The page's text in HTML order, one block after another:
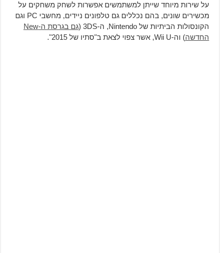
על שירות מיוחד שייתן למשתמשים אפשרות לשחק משחקים על
מכשירים שונים, בהם נכללים גם טלפונים ניידים, מחשבי PC וגם
הקונסולות הביתיות של Nintendo, ה-3DS (
גם בגרסת ה-New
החדשה) וה-Wii U, אשר צפוי לצאת ב"סתיו של 2015".